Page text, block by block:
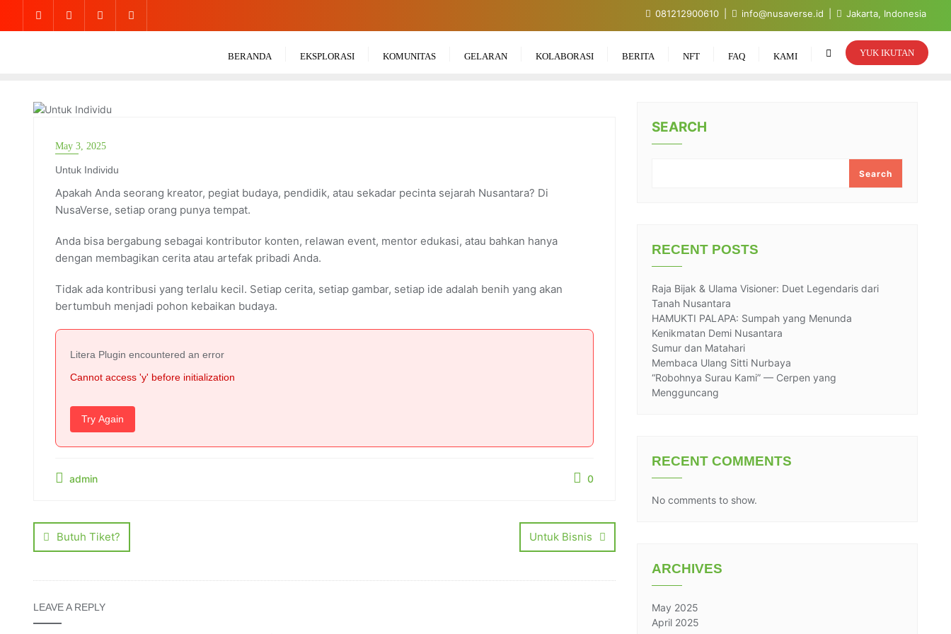
081212900610 info@nusaverse.id Jakarta, Indonesia
BERANDA EKSPLORASI KOMUNITAS GELARAN KOLABORASI BERITA NFT FAQ KAMI YUK IKUTAN
May 3, 2025
Untuk Individu
Apakah Anda seorang kreator, pegiat budaya, pendidik, atau sekadar pecinta sejarah Nusantara? Di
NusaVerse, setiap orang punya tempat.
Anda bisa bergabung sebagai kontributor konten, relawan event, mentor edukasi, atau bahkan hanya
dengan membagikan cerita atau artefak pribadi Anda.
Tidak ada kontribusi yang terlalu kecil. Setiap cerita, setiap gambar, setiap ide adalah benih yang akan
bertumbuh menjadi pohon kebaikan budaya.
Litera Plugin encountered an error
Cannot access 'y' before initialization
Try Again
admin 0
Butuh Tiket? Untuk Bisnis
LEAVE A REPLY
SEARCH
Search
RECENT POSTS
Raja Bijak & Ulama Visioner: Duet Legendaris dari
Tanah Nusantara
HAMUKTI PALAPA: Sumpah yang Menunda
Kenikmatan Demi Nusantara
Sumur dan Matahari
Membaca Ulang Sitti Nurbaya
“Robohnya Surau Kami” — Cerpen yang
Mengguncang
RECENT COMMENTS
No comments to show.
ARCHIVES
May 2025
April 2025